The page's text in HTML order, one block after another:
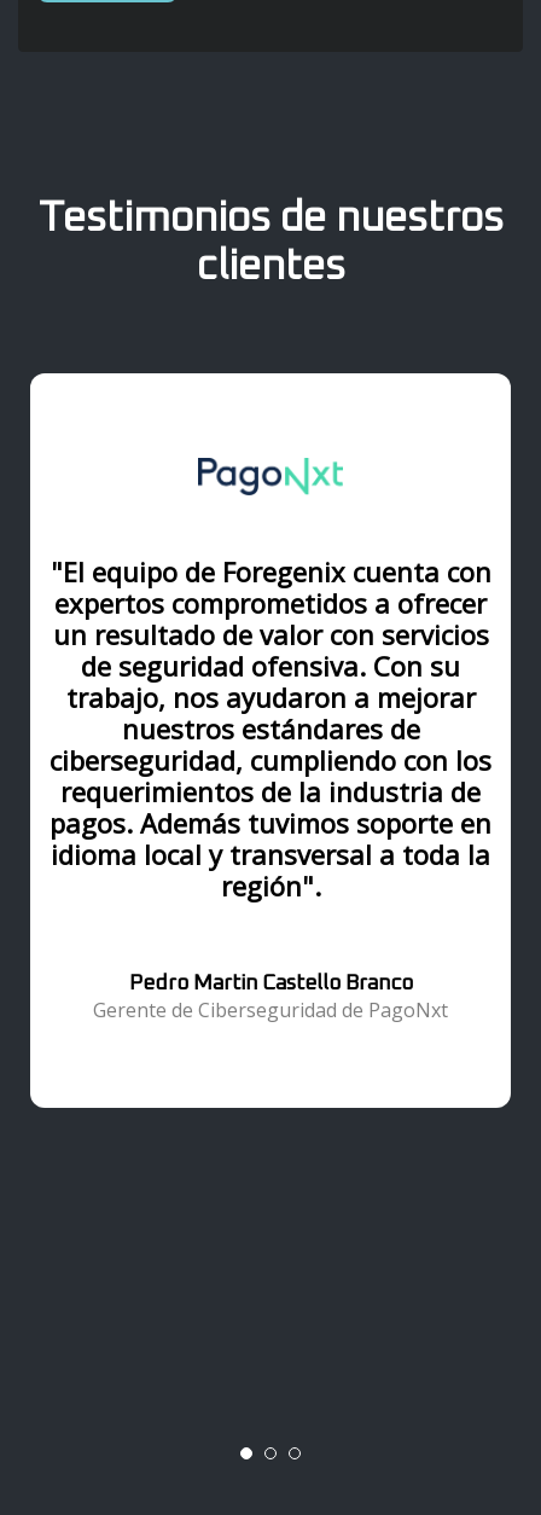
Testimonios de nuestros
clientes
"El equipo de Foregenix cuenta con
expertos comprometidos a ofrecer
un resultado de valor con servicios
de seguridad ofensiva. Con su
trabajo, nos ayudaron a mejorar
nuestros estándares de
ciberseguridad, cumpliendo con los
requerimientos de la industria de
pagos. Además tuvimos soporte en
idioma local y transversal a toda la
región".
Pedro Martin Castello Branco
Gerente de Ciberseguridad de PagoNxt